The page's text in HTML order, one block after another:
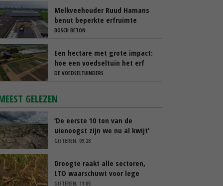
Melkveehouder Ruud Hamans
benut beperkte erfruimte
efficiënt met compacte
BOSCH BETON
Een hectare met grote impact:
hoe een voedseltuin het erf
van Barton Arnts versterkt
DE VOEDSELTUINDERS
GELEZEN
‘De eerste 10 ton van de
uienoogst zijn we nu al kwijt’
GISTEREN, 09:28
Droogte raakt alle sectoren,
LTO waarschuwt voor lege
schappen
GISTEREN, 11:05